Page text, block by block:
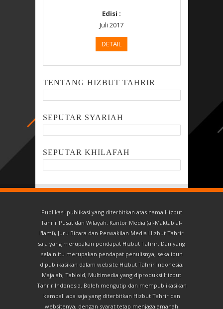
Edisi :
Juli 2017
DETAIL
TENTANG HIZBUT TAHRIR
SEPUTAR SYARIAH
SEPUTAR KHILAFAH
Publikasi-publikasi yang diterbitkan atas nama Hizbut
Tahrir Pusat dan Wilayah, Kantor Media (al-Maktab al-
I'lami), Juru Bicara dan Perwakilan Media Hizbut Tahrir
saja yang merupakan pendapat Hizbut Tahrir. Dan yang
selain itu merupakan pendapat penulisnya, sekalipun
dipublikasikan dalam website Hizbut Tahrir Indonesia,
Majalah, Tabloid, Multimedia yang diproduksi Hizbut
Tahrir Indonesia. Boleh mengutip dan mempublikasikan
kembali apa saja yang diterbitkan Hizbut Tahrir dan
websitenya, dengan syarat tetap menjaga amanah